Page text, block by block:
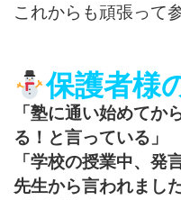
これからも頑張って
保護者様
「塾に通い始めてか
る！と言っている」
「学校の授業中、発
先生から言われました